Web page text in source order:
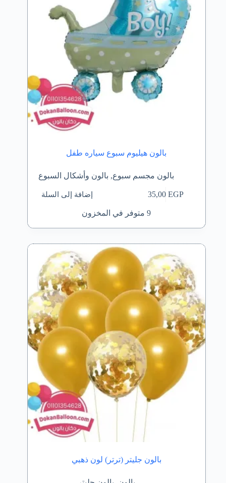
بالون هيليوم سبوع سياره طفل
بالون مجسم سبوع, بالون وأشكال السبوع
35,00EGP إضافة إلى السلة
9 متوفر في المخزون
بالون جليتر (ترتر) لون ذهبي